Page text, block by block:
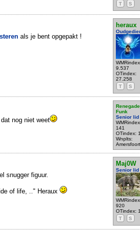
T
S
heraux
9.537
OTindex:
27.258
T
S
als je bent opgepakt !
Funk
Senior lid
141
OTindex:
Wnplts:
Amersfoort
nog niet weet
Maj0W
Senior lid
920
OTindex:
T
S
snugger figuur.
of life, .." Heraux